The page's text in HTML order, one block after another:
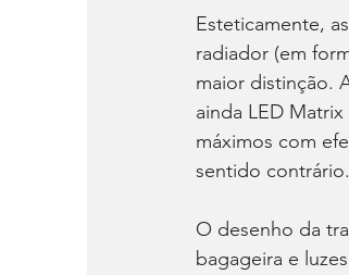
Esteticamente,
radiador (em
maior distinção.
ainda LED
máximos com
sentido contrário.
O desenho da
bagageira e